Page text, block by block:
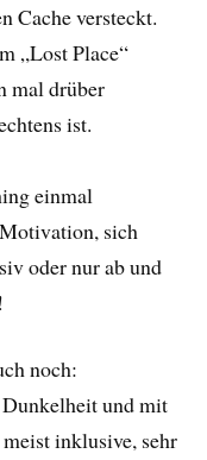
Cache versteckt.
„Lost Place“
mal drüber
ist.
einmal
sich
oder nur ab und
noch:
Dunkelheit und mit
inklusive, sehr